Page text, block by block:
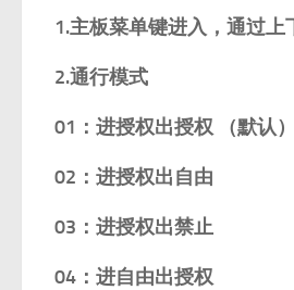
1.主板菜单键进入，通过
2.通行模式
01：进授权出授权 （默认）
02：进授权出自由
03：进授权出禁止
04：进自由出授权